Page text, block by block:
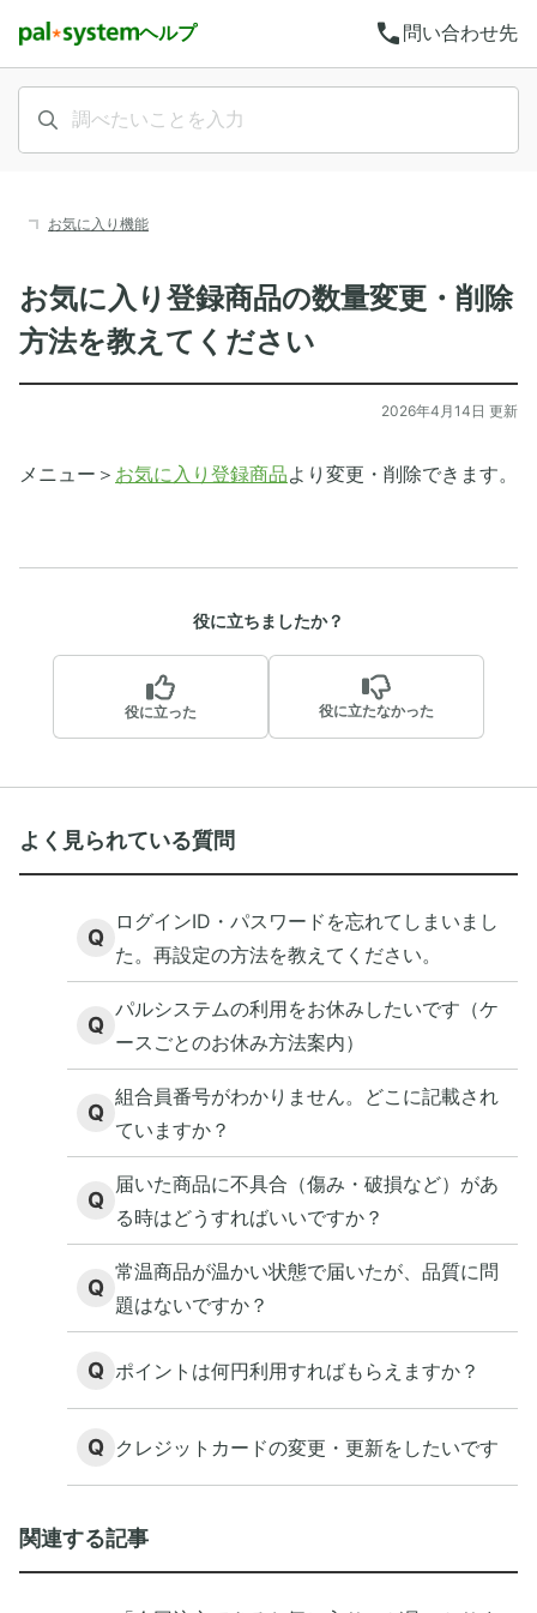
ヘルプ call 問い合わせ先
お気に入り機能
お気に入り登録商品の数量変更・削除
方法を教えてください
2026年4月14日 更新
メニュー＞ お気に入り登録商品より変更・削除できます。
役に立ちましたか？
役に立った 役に立たなかった
よく見られている質問
Q
ログインID・パスワードを忘れてしまいまし
た。再設定の方法を教えてください。
Q
パルシステムの利用をお休みしたいです（ケ
ースごとのお休み方法案内）
Q
組合員番号がわかりません。どこに記載され
ていますか？
Q
届いた商品に不具合（傷み・破損など）があ
る時はどうすればいいですか？
Q
常温商品が温かい状態で届いたが、品質に問
題はないですか？
Q ポイントは何円利用すればもらえますか？
Q クレジットカードの変更・更新をしたいです
関連する記事